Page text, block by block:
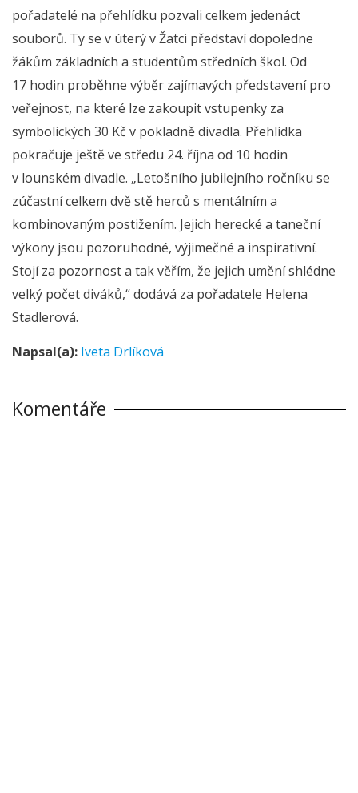
pořadatelé na přehlídku pozvali celkem jedenáct
souborů. Ty se v úterý v Žatci představí dopoledne
žákům základních a studentům středních škol. Od
17 hodin proběhne výběr zajímavých představení pro
veřejnost, na které lze zakoupit vstupenky za
symbolických 30 Kč v pokladně divadla. Přehlídka
pokračuje ještě ve středu 24. října od 10 hodin
v lounském divadle. „Letošního jubilejního ročníku se
zúčastní celkem dvě stě herců s mentálním a
kombinovaným postižením. Jejich herecké a taneční
výkony jsou pozoruhodné, výjimečné a inspirativní.
Stojí za pozornost a tak věřím, že jejich umění shlédne
velký počet diváků,“ dodává za pořadatele Helena
Stadlerová.
Napsal(a): Iveta Drlíková
Komentáře